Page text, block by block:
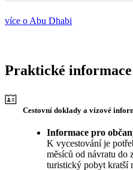
více o Abu Dhabi
Praktické informace
Cestovní doklady a vízové
Informace pro
K vycestování je
měsíců od návratu do
turistický pobyt kratší